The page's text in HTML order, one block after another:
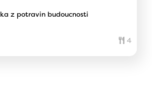
z potravin budoucnosti
4